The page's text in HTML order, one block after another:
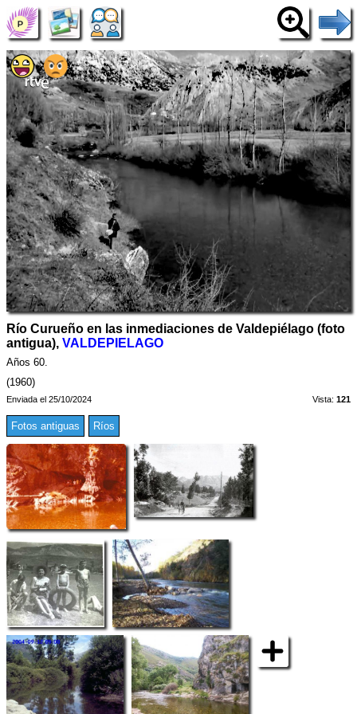
Río Curueño en las inmediaciones de Valdepiélago (foto
antigua), VALDEPIELAGO
Años 60.
(1960)
Enviada el 25/10/2024 Vista: 121
Fotos antiguas Ríos